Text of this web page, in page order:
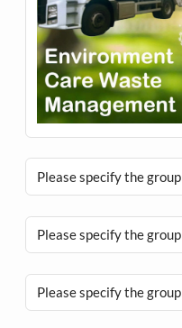
Please specify the group
Please specify the group
Please specify the group